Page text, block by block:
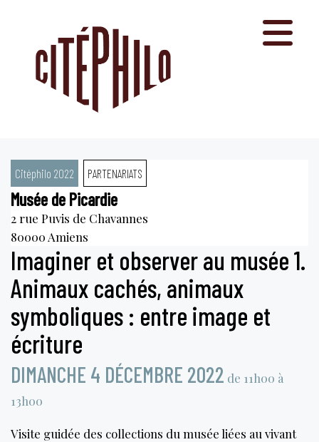
Citéphilo 2022 PARTENARIATS
Musée de Picardie
2 rue Puvis de Chavannes
80000 Amiens
Imaginer et observer au musée 1.
Animaux cachés, animaux
symboliques : entre image et
écriture
DIMANCHE 4 DÉCEMBRE 2022 de 11h00 à
13h00
Visite guidée des collections du musée liées au vivant